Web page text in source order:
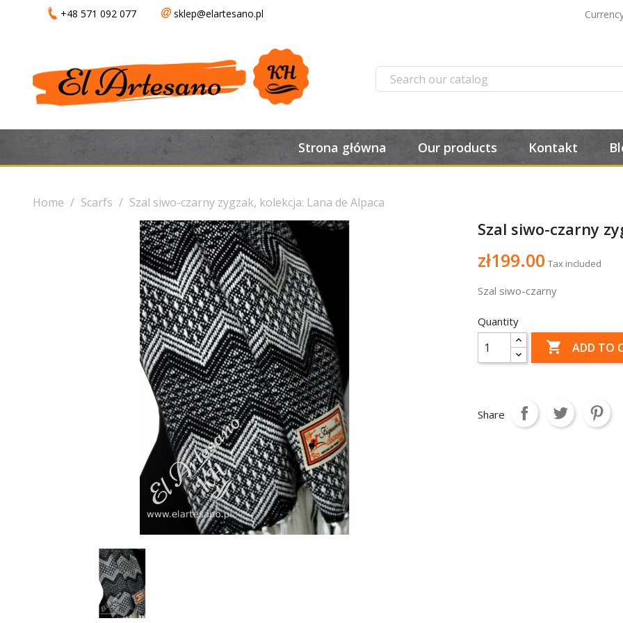
+48 571 092 077 sklep@elartesano.pl
Strona główna Our products Kontakt
Home Scarfs Szal siwo-czarny zygzak, kolekcja: Lana de Alpaca
Szal siwo-czarny
zł199.00 Tax included
Szal siwo-czarny
Quantity
 ADD TO
Share